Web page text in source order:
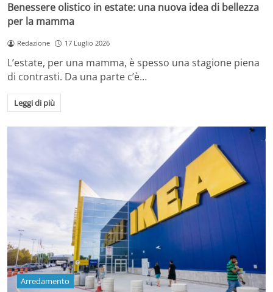
Benessere olistico in estate: una nuova idea di bellezza
per la mamma
Redazione 17 Luglio 2026
L’estate, per una mamma, è spesso una stagione piena
di contrasti. Da una parte c’è…
Leggi di più
Arredamento